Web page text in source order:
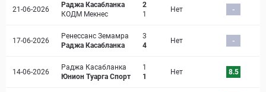
21-06-2026
Раджа Касабланка
КОДМ Мекнес
2
1
Нет -
17-06-2026
Ренессанс Земамра
Раджа Касабланка
3
4
Нет -
14-06-2026
Раджа Касабланка
Юнион Туарга Спорт
1
1
Нет 8.5